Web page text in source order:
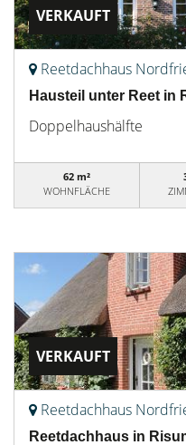
VERKAUFT
Reetdachhaus
Hausteil unter Reet in
Doppelhaushälfte
62 m²
WOHNFLÄCHE
VERKAUFT
Reetdachhaus
Reetdachhaus in